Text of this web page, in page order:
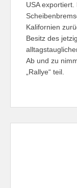
USA
Kalifornien
Besitz des
Ab und zu
„Rallye“ teil.